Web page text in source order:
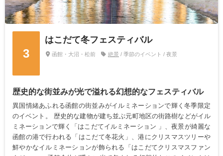
3
はこだて冬フェスティバル
函館・大沼・松前 絶景/ 季節のイベント / 夜景
歴史的な街並みが光で溢れる幻想的なフェスティバル
異国情緒あふれる函館の街並みがイルミネーションで輝く冬季限定
のイベント。 歴史的な建物が建ち並ぶ元町地区の街路樹などがイル
ミネーションで輝く「はこだてイルミネーション 」、夜景が綺麗な
函館の港で行われる「はこだて冬花火」、港にクリスマスツリーや
鮮やかなイルミネーションが飾られる「はこだてクリスマスファン